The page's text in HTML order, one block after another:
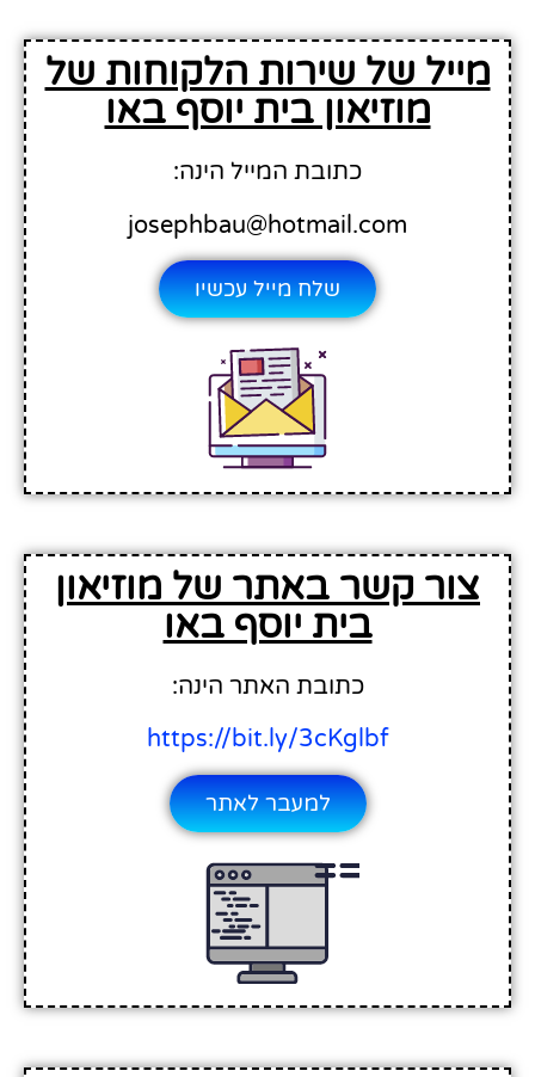
מייל של שירות הלקוחות של
מוזיאון בית יוסף באו
כתובת המייל הינה:
josephbau@hotmail.com
שלח מייל עכשיו
צור קשר באתר של מוזיאון
בית יוסף באו
כתובת האתר הינה:
https://bit.ly/3cKglbf
למעבר לאתר